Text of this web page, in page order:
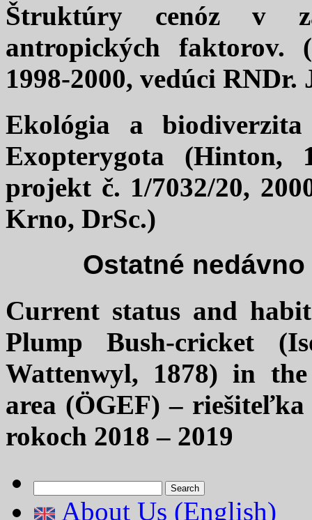
Štruktúry cenóz v
antropických faktorov.
1998-2000, vedúci RNDr.
Ekológia a
Exopterygota (Hinton,
projekt č. 1/7032/20,
Krno, DrSc.)
Ostatné
Current status and
Plump Bush-cricket
Wattenwyl, 1878) in
area (ÖGEF) –
rokoch 2018 – 2019
for:
About Us (English)